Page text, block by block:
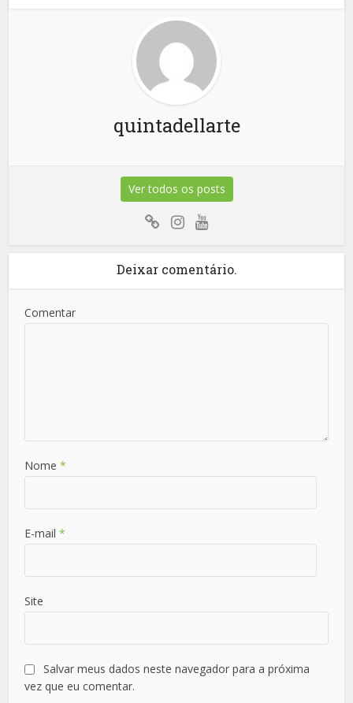
quintadellarte
Ver todos os posts
Deixar comentário.
Comentar
Nome*
E-mail*
Site
Salvar meus dados neste navegador para a próxima
vez que eu comentar.